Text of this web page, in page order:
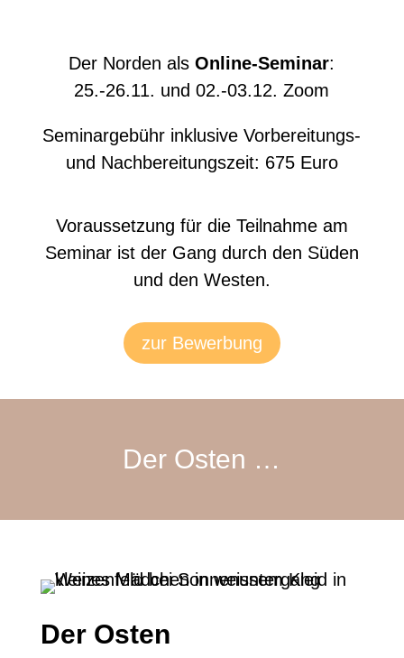
Der Norden alsOnline-Seminar:
25.-26.11. und 02.-03.12. Zoom
Seminargebühr inklusive Vorbereitungs-
und Nachbereitungszeit: 675 Euro
Voraussetzung für die Teilnahme am
Seminar ist der Gang durch den Süden
und den Westen.
zur Bewerbung
Der Osten …
Der Osten